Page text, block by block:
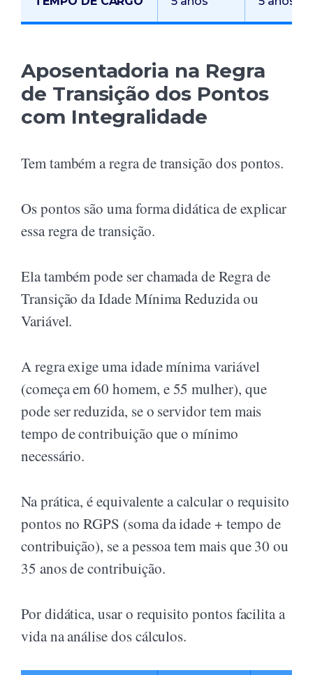
Aposentadoria na Regra
de Transição dos Pontos
com Integralidade
Tem também a regra de transição dos pontos.
Os pontos são uma forma didática de explicar
essa regra de transição.
Ela também pode ser chamada de Regra de
Transição da Idade Mínima Reduzida ou
Variável.
A regra exige uma idade mínima variável
(começa em 60 homem, e 55 mulher), que
pode ser reduzida, se o servidor tem mais
tempo de contribuição que o mínimo
necessário.
Na prática, é equivalente a calcular o requisito
pontos no RGPS (soma da idade + tempo de
contribuição), se a pessoa tem mais que 30 ou
35 anos de contribuição.
Por didática, usar o requisito pontos facilita a
vida na análise dos cálculos.